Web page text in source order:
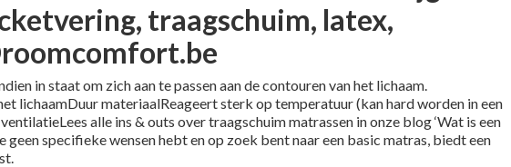
traagschuim, latex,
in staat om zich aan te passen aan de contouren van het lichaam.
lichaamDuur materiaalReageert sterk op temperatuur (kan hard worden in een
alle ins & outs over traagschuim matrassen in onze blog ‘Wat is een
geen specifieke wensen hebt en op zoek bent naar een basic matras, biedt een